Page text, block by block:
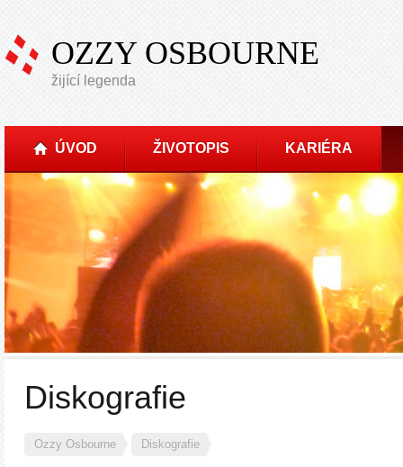
OZZY OSBOURNE
žijící legenda
ÚVOD ŽIVOTOPIS KARIÉRA
Diskografie
Ozzy Osbourne Diskografie